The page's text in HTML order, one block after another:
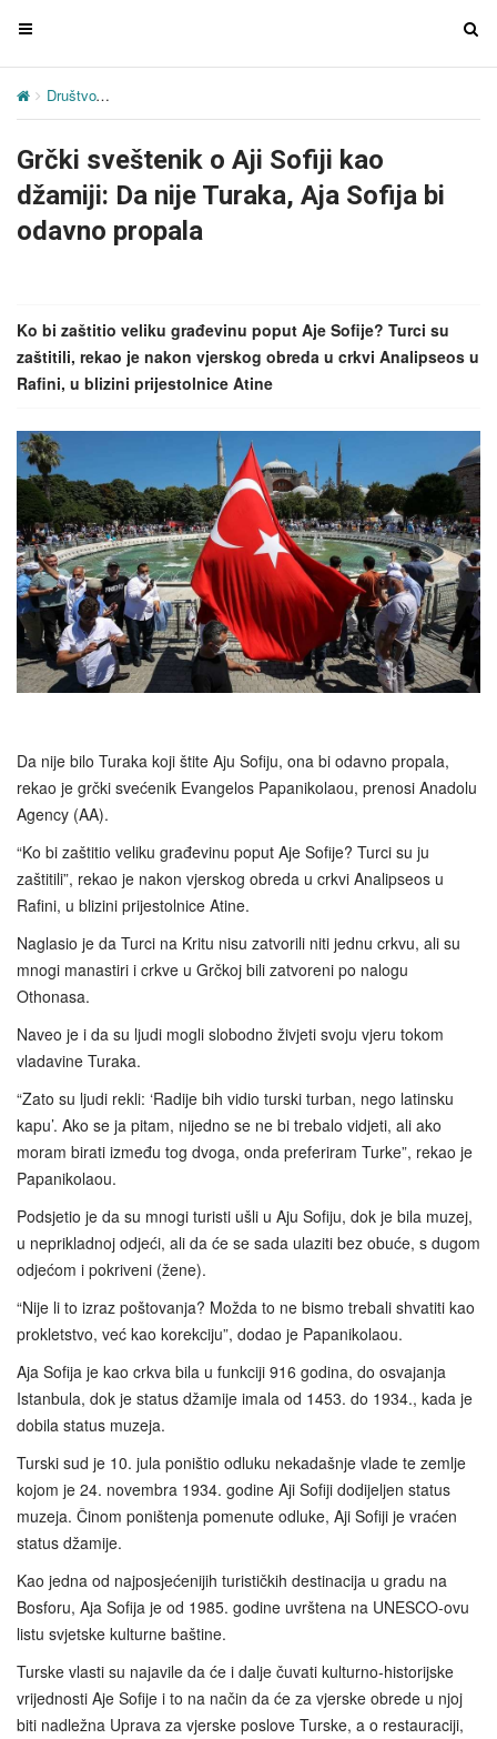
T
g
e
n
v
a
i
n
T
n
Društvo
Grčki sveštenik o Aji Sofiji kao
džamiji: Da nije Turaka, Aja Sofija bi
odavno propala
Ko bi zaštitio veliku građevinu poput Aje Sofije? Turci su
zaštitili, rekao je nakon vjerskog obreda u crkvi Analipseos u
Rafini, u blizini prijestolnice Atine
Da nije bilo Turaka koji štite Aju Sofiju, ona bi odavno propala,
rekao je grčki svećenik Evangelos Papanikolaou, prenosi Anadolu
Agency (AA).
“Ko bi zaštitio veliku građevinu poput Aje Sofije? Turci su ju
zaštitili”, rekao je nakon vjerskog obreda u crkvi Analipseos u
Rafini, u blizini prijestolnice Atine.
Naglasio je da Turci na Kritu nisu zatvorili niti jednu crkvu, ali su
mnogi manastiri i crkve u Grčkoj bili zatvoreni po nalogu
Othonasa.
Naveo je i da su ljudi mogli slobodno živjeti svoju vjeru tokom
vladavine Turaka.
“Zato su ljudi rekli: ‘Radije bih vidio turski turban, nego latinsku
kapu’. Ako se ja pitam, nijedno se ne bi trebalo vidjeti, ali ako
moram birati između tog dvoga, onda preferiram Turke”, rekao je
Papanikolaou.
Podsjetio je da su mnogi turisti ušli u Aju Sofiju, dok je bila muzej,
u neprikladnoj odjeći, ali da će se sada ulaziti bez obuće, s dugom
odjećom i pokriveni (žene).
“Nije li to izraz poštovanja? Možda to ne bismo trebali shvatiti kao
prokletstvo, već kao korekciju”, dodao je Papanikolaou.
Aja Sofija je kao crkva bila u funkciji 916 godina, do osvajanja
Istanbula, dok je status džamije imala od 1453. do 1934., kada je
dobila status muzeja.
Turski sud je 10. jula poništio odluku nekadašnje vlade te zemlje
kojom je 24. novembra 1934. godine Aji Sofiji dodijeljen status
muzeja. Činom poništenja pomenute odluke, Aji Sofiji je vraćen
status džamije.
Kao jedna od najposjećenijih turističkih destinacija u gradu na
Bosforu, Aja Sofija je od 1985. godine uvrštena na UNESCO-ovu
listu svjetske kulturne baštine.
Turske vlasti su najavile da će i dalje čuvati kulturno-historijske
vrijednosti Aje Sofije i to na način da će za vjerske obrede u njoj
biti nadležna Uprava za vjerske poslove Turske, a o restauraciji,